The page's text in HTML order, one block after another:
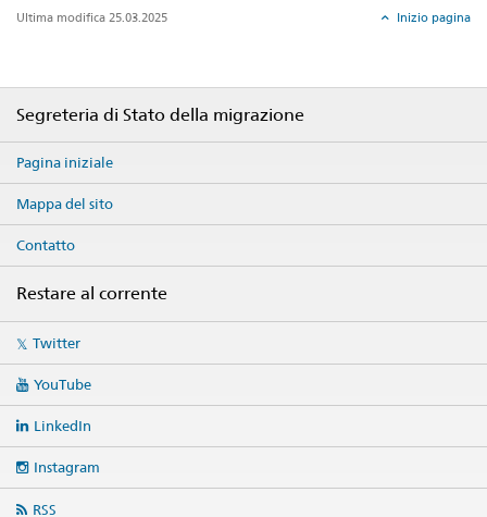
Ultima modifica 25.03.2025 Inizio pagina
Segreteria di Stato della migrazione
Pagina iniziale
Mappa del sito
Contatto
Restare al corrente
mediaTwitter
YouTube
LinkedIn
Instagram
RSS